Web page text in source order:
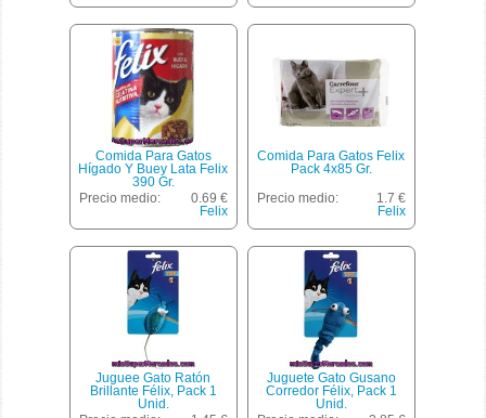
Comida Para Gatos
Hígado Y Buey Lata Felix
390 Gr.
Precio medio:
0.69 €
Felix
Comida Para Gatos Felix
Pack 4x85 Gr.
Precio medio:
1.7 €
Felix
Juguee Gato Ratón
Brillante Félix, Pack 1
Unid.
Juguete Gato Gusano
Corredor Félix, Pack 1
Unid.